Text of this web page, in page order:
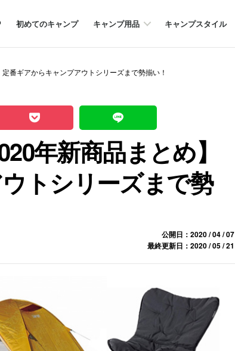
初めてのキャンプ キャンプ用品 キャンプスタイル
番ギアからキャンプアウトシリーズまで勢揃い！
年新商品まとめ】
トシリーズまで勢
公開日：2020 / 04 / 07
最終更新日：2020 / 05 / 21